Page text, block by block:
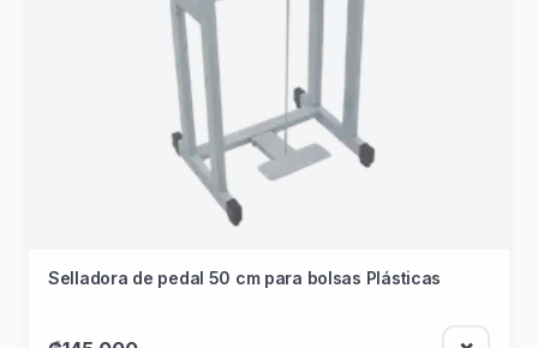
Selladora de pedal 50 cm para bolsas Plásticas